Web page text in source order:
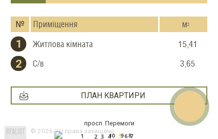
№ Приміщення м2
1 Житлова кімната 15,41
2 С/в 3,65
ПЛАН КВАРТИРИ
просп. Перемоги
1
2 3 4 5 6 7
8
9
10
© 2026 Усі права захищено